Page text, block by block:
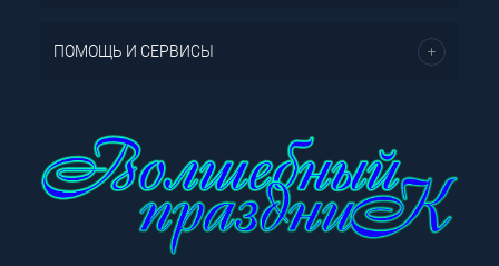
ПОМОЩЬ И СЕРВИСЫ